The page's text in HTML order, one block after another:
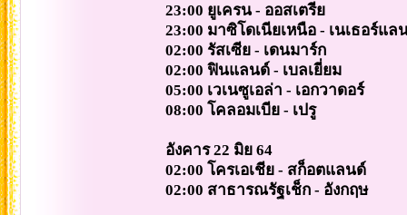
23:00 ยูเครน - ออสเตรีย
23:00 มาซิโดเนียเหนือ - เนเธอร์แล
02:00 รัสเซีย - เดนมาร์ก
02:00 ฟินแลนด์ - เบลเยี่ยม
05:00 เวเนซูเอล่า - เอกวาดอร์
08:00 โคลอมเบีย - เปรู
อังคาร 22 มิย 64
02:00 โครเอเชีย - สก็อตแลนด์
02:00 สาธารณรัฐเช็ก - อังกฤษ